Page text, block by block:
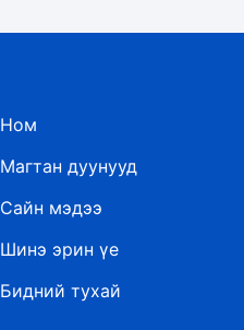
Ном
Магтан дуунууд
Сайн мэдээ
Шинэ эрин үе
Бидний тухай